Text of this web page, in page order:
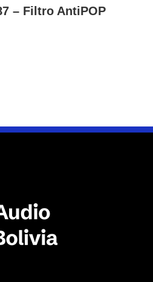
– Filtro AntiPOP